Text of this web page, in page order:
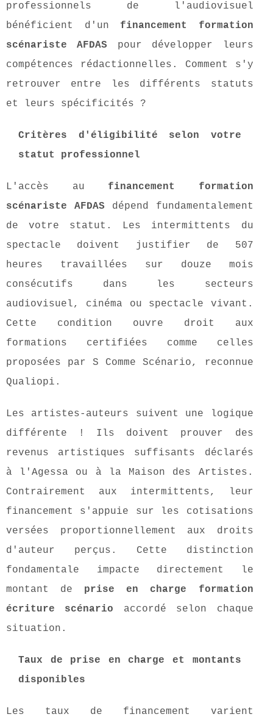
professionnels de l'audiovisuel
bénéficient d'un financement formation
scénariste AFDAS pour développer leurs
compétences rédactionnelles. Comment s'y
retrouver entre les différents statuts
et leurs spécificités ?
Critères d'éligibilité selon votre
statut professionnel
L'accès au financement formation
scénariste AFDAS dépend fundamentalement
de votre statut. Les intermittents du
spectacle doivent justifier de 507
heures travaillées sur douze mois
consécutifs dans les secteurs
audiovisuel, cinéma ou spectacle vivant.
Cette condition ouvre droit aux
formations certifiées comme celles
proposées par S Comme Scénario, reconnue
Qualiopi.
Les artistes-auteurs suivent une logique
différente ! Ils doivent prouver des
revenus artistiques suffisants déclarés
à l'Agessa ou à la Maison des Artistes.
Contrairement aux intermittents, leur
financement s'appuie sur les cotisations
versées proportionnellement aux droits
d'auteur perçus. Cette distinction
fondamentale impacte directement le
montant de prise en charge formation
écriture scénario accordé selon chaque
situation.
Taux de prise en charge et montants
disponibles
Les taux de financement varient